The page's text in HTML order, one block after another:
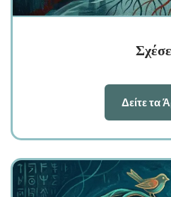
Δείτε τα